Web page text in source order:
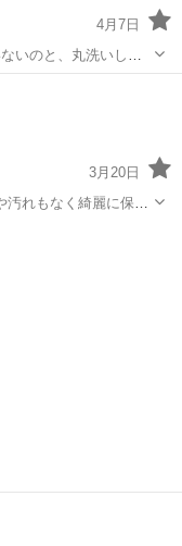
4月7日
いのと、丸洗いして
け
ーリターンでお願いします。
3月20日
れもなく綺麗に保管